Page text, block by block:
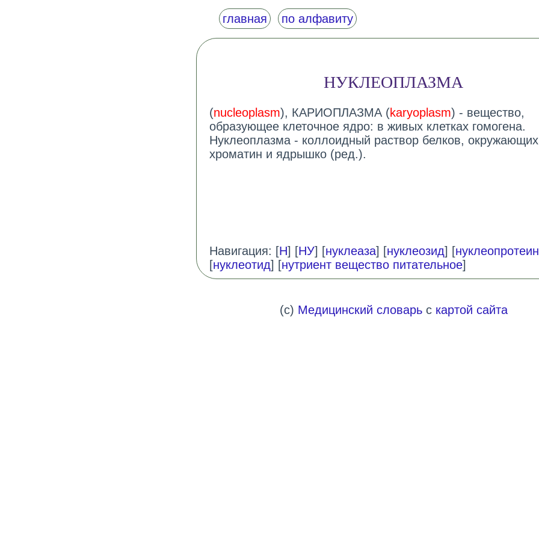
главная по алфавиту
НУКЛЕОПЛАЗМА
(nucleoplasm), КАРИОПЛАЗМА (karyoplasm) - вещество,
образующее клеточное ядро: в живых клетках гомогена.
Нуклеоплазма - коллоидный раствор белков, окружающих
хроматин и ядрышко (ред.).
Навигация: [Н] [НУ] [нуклеаза] [нуклеозид] [нуклеопротеин
[нуклеотид] [нутриент вещество питательное]
(c) Медицинский словарьс картой сайта